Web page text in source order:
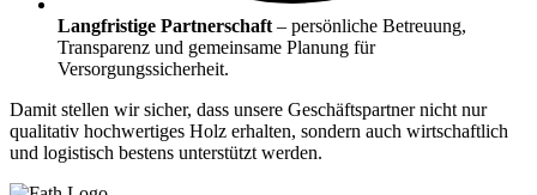
Langfristige Partnerschaft – persönliche Betreuung,
Transparenz und gemeinsame Planung für
Versorgungssicherheit.
Damit stellen wir sicher, dass unsere Geschäftspartner nicht nur
qualitativ hochwertiges Holz erhalten, sondern auch wirtschaftlich
und logistisch bestens unterstützt werden.